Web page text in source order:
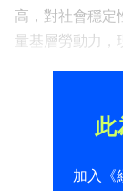
高，對社會穩定
量基層勞動力，
此
加入《